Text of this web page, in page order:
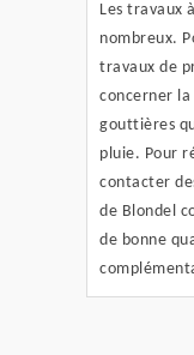
Les travaux
nombreux.
travaux de
concerner
gouttières
pluie. Pour
contacter
de Blondel
de bonne